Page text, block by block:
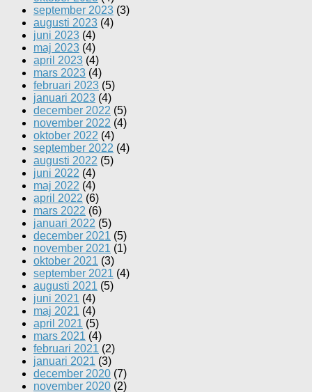
september 2023 (3)
augusti 2023 (4)
juni 2023 (4)
maj 2023 (4)
april 2023 (4)
mars 2023 (4)
februari 2023 (5)
januari 2023 (4)
december 2022 (5)
november 2022 (4)
oktober 2022 (4)
september 2022 (4)
augusti 2022 (5)
juni 2022 (4)
maj 2022 (4)
april 2022 (6)
mars 2022 (6)
januari 2022 (5)
december 2021 (5)
november 2021 (1)
oktober 2021 (3)
september 2021 (4)
augusti 2021 (5)
juni 2021 (4)
maj 2021 (4)
april 2021 (5)
mars 2021 (4)
februari 2021 (2)
januari 2021 (3)
december 2020 (7)
november 2020 (2)